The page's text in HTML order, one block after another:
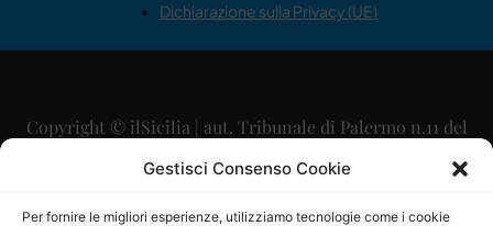
Gestisci Consenso Cookie
Per fornire le migliori esperienze, utilizziamo tecnologie come i cookie
Dichiarazione sulla Privacy (UE)
Copyright © ilSicilia | aut. Tribunale di Palermo n.11 del
29/09/2015